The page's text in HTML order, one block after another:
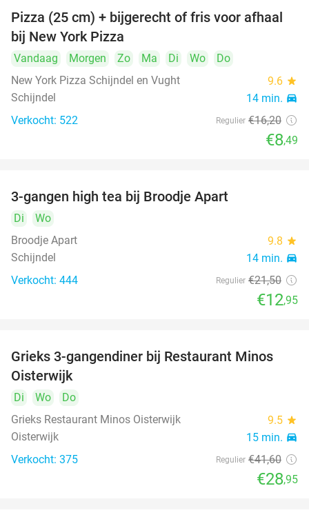
48%
Pizza (25 cm) + bijgerecht of fris voor afhaal
bij New York Pizza
Vandaag Morgen Zo Ma Di Wo
Do
New York Pizza Schijndel en Vught
9.6 star
Schijndel 14 min. directions_car
Verkocht: 522 Regulier €16,20
€8,49
3-gangen high tea bij Broodje Apart
Di
Wo
Broodje Apart
9.8 star
Schijndel 14 min. directions_car
Verkocht: 444 Regulier €21,50
€12,95
30%
Grieks 3-gangendiner bij Restaurant Minos
Oisterwijk
Di Wo
Do
Grieks Restaurant Minos Oisterwijk
9.5 star
Oisterwijk 15 min. directions_car
Verkocht: 375 Regulier €41,60
€28,95